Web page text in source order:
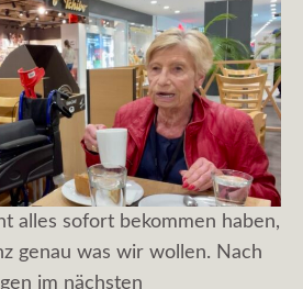
alles sofort bekommen haben,
genau was wir wollen. Nach
im nächsten